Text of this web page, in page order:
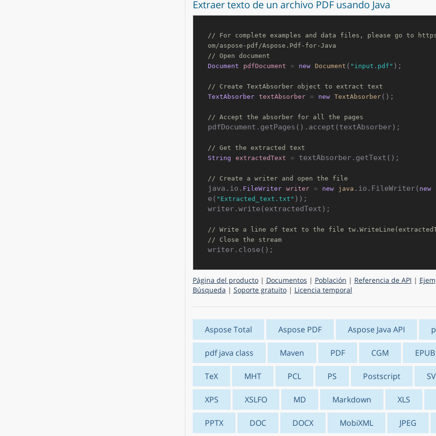
Extraer texto de un archivo PDF usando Java
// For complete examples and data files, please go to
om/aspose-pdf/Aspose.Pdf-for-Java
// Open document
Document
pdfDocument = new Document ( "input.pdf" );
// Create TextAbsorber object to extract text
TextAbsorber
textAbsorber = new TextAbsorber();
// Accept the absorber for all the pages
pdfDocument.getPages().accept(textAbsorber);
// Get the extracted text
String
extractedText = textAbsorber.getText();
// Create a writer and open the file
java.io. FileWriter writer = new java .io.FileWriter( new
e( "Extracted_text.txt" ));
writer.write(extractedText);
// Write a line of text to the file
// Close the stream
Página del producto| Documentos | Población | Referencia de API |
Búsqueda | Soporte gratuito| Licencia temporal
Aspose Total Aspose PDF Aspose Java API
pdf java class Maven PDF CGM EPUB
TeX MHT PCL PS Postscript
XPS XSLFO MD Markdown XLS
PPTX DOC DOCX MobiXML JPEG